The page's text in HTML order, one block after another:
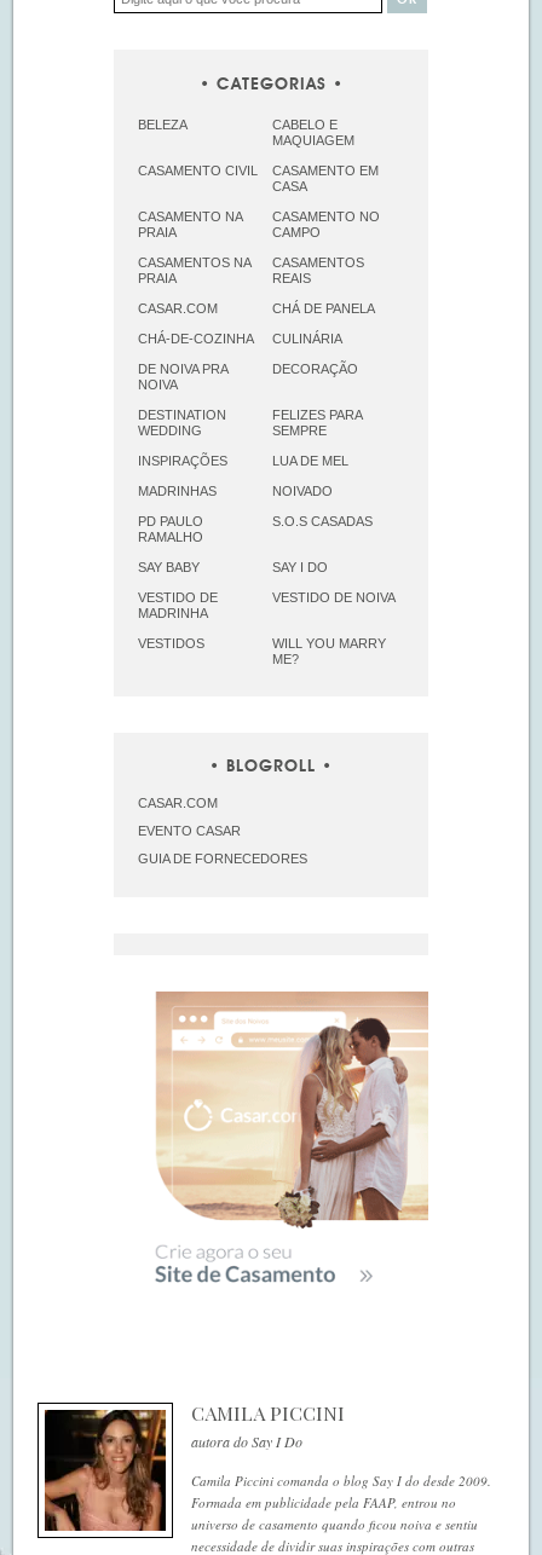
CATEGORIAS
BELEZA
CABELO E
MAQUIAGEM
CASAMENTO CIVIL
CASAMENTO EM
CASA
CASAMENTO NA
PRAIA
CASAMENTO NO
CAMPO
CASAMENTOS NA
PRAIA
CASAMENTOS
REAIS
CASAR.COM CHÁ DE PANELA
CHÁ-DE-COZINHA CULINÁRIA
DE NOIVA PRA
NOIVA
DECORAÇÃO
DESTINATION
WEDDING
FELIZES PARA
SEMPRE
INSPIRAÇÕES LUA DE MEL
MADRINHAS NOIVADO
PD PAULO
RAMALHO
S.O.S CASADAS
SAY BABY SAY I DO
VESTIDO DE
MADRINHA
VESTIDO DE NOIVA
VESTIDOS
WILL YOU MARRY
ME?
BLOGROLL
CASAR.COM
EVENTO CASAR
GUIA DE FORNECEDORES
CAMILA PICCINI
autora do Say I Do
Camila Piccini comanda o blog Say I do desde 2009.
Formada em publicidade pela FAAP, entrou no
universo de casamento quando ficou noiva e sentiu
necessidade de dividir suas inspirações com outras